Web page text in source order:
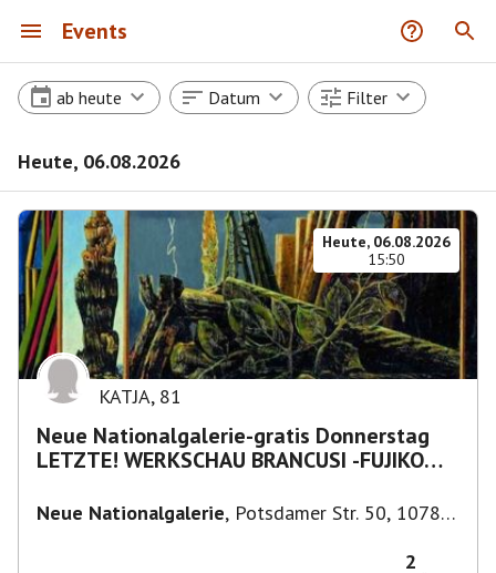
Events
ab heute Datum Filter
Heute, 06.08.2026
Heute, 06.08.2026
15:50
KATJA, 81
Neue Nationalgalerie-gratis Donnerstag
LETZTE! WERKSCHAU BRANCUSI -FUJIKO
Neue Nationalgalerie, Potsdamer Str. 50, 10785
2